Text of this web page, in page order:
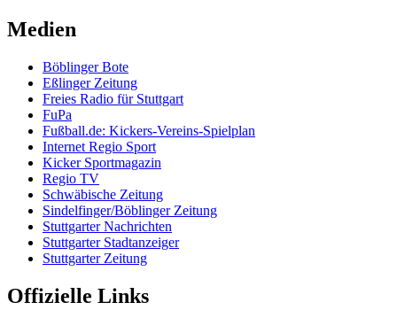
Medien
Böblinger Bote
Eßlinger Zeitung
Freies Radio für Stuttgart
FuPa
Fußball.de: Kickers-Vereins-Spielplan
Internet Regio Sport
Kicker Sportmagazin
Regio TV
Schwäbische Zeitung
Sindelfinger/Böblinger Zeitung
Stuttgarter Nachrichten
Stuttgarter Stadtanzeiger
Stuttgarter Zeitung
Offizielle Links